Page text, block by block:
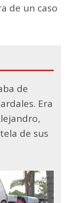
de un caso
de
Era
de sus